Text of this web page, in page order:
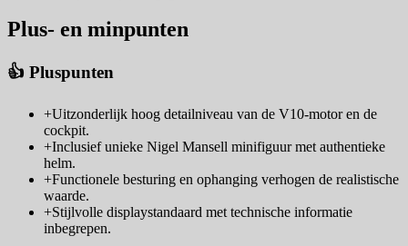
Plus- en minpunten
👍 Pluspunten
+Uitzonderlijk hoog detailniveau van de V10-motor en de
cockpit.
+Inclusief unieke Nigel Mansell minifiguur met authentieke
helm.
+Functionele besturing en ophanging verhogen de realistische
waarde.
+Stijlvolle displaystandaard met technische informatie
inbegrepen.